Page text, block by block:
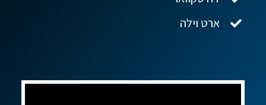
ארט וילה